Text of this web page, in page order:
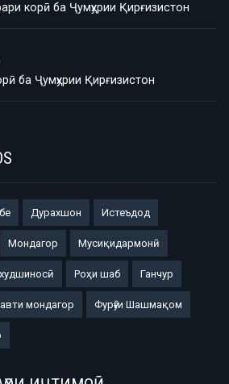
корӣ ба Ҷумҳурии Қирғизистон
ба Ҷумҳурии Қирғизистон
Дурахшон Истеъдод
Мондагор Мусиқидармонӣ
Роҳи шаб Ганчур
мондагор Фурӯғи Шашмақом